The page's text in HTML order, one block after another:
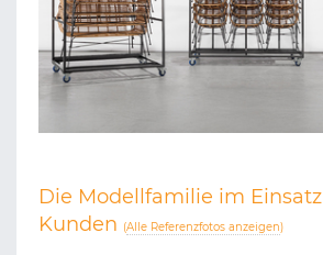
Die Modellfamilie im
Kunden (Alle Referenzfotos anzeigen)